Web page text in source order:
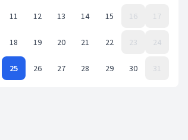
11 12 13 14 15 16 17
18 19 20 21 22 23 24
25 26 27 28 29 30 31